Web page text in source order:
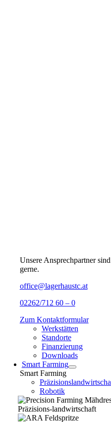
Unsere Ansprechpartner
gerne.
office@lagerhaustc.at
02262/712 60 – 0
Zum Kontaktformular
Werkstätten
Standorte
Finanzierung
Downloads
Smart Farming
Smart Farming
Robotik
Präzisions-landwirtschaft